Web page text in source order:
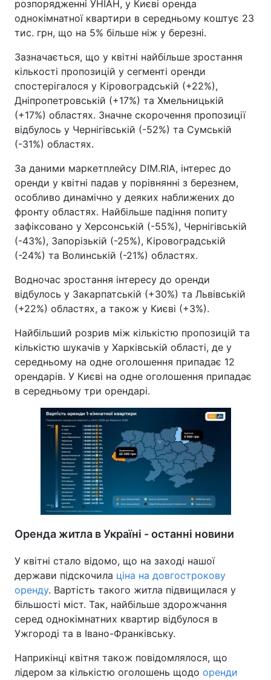
розпорядженні УНІАН, у Києві оренда
однокімнатної квартири в середньому коштує 23
тис. грн, що на 5% більше ніж у березні.
Зазначається, що у квітні найбільше зростання
кількості пропозицій у сегменті оренди
спостерігалося у Кіровоградській (+22%),
Дніпропетровській (+17%) та Хмельницькій
(+17%) областях. Значне скорочення пропозиції
відбулось у Чернігівській (-52%) та Сумській
(-31%) областях.
За даними маркетплейсу DIM.RIA, інтерес до
оренди у квітні падав у порівнянні з березнем,
особливо динамічно у деяких наближених до
фронту областях. Найбільше падіння попиту
зафіксовано у Херсонській (-55%), Чернігівській
(-43%), Запорізькій (-25%), Кіровоградській
(-24%) та Волинській (-21%) областях.
Водночас зростання інтересу до оренди
відбулось у Закарпатській (+30%) та Львівській
(+22%) областях, а також у Києві (+3%).
Найбільший розрив між кількістю пропозицій та
кількістю шукачів у Харківській області, де у
середньому на одне оголошення припадає 12
орендарів. У Києві на одне оголошення припадає
в середньому три орендарі.
Оренда житла в Україні - останні новини
У квітні стало відомо, що на заході нашої
держави підскочила ціна на довгострокову
оренду. Вартість такого житла підвищилася у
більшості міст. Так, найбільше здорожчання
серед однокімнатних квартир відбулося в
Ужгороді та в Івано-Франківську.
Наприкінці квітня також повідомлялося, що
лідером за кількістю оголошень щодо оренди